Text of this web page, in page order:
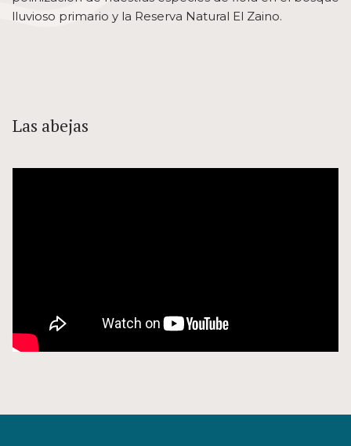
lluvioso primario y la Reserva Natural El Zaino.
Las abejas